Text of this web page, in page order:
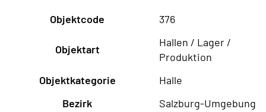
Objektcode 376
Objektart
Hallen / Lager /
Produktion
Objektkategorie
Halle
Bezirk
Salzburg-Umgebung